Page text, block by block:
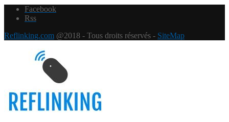
Facebook
Rss
Reflinking.com @2018 - Tous droits réservés - SiteMap